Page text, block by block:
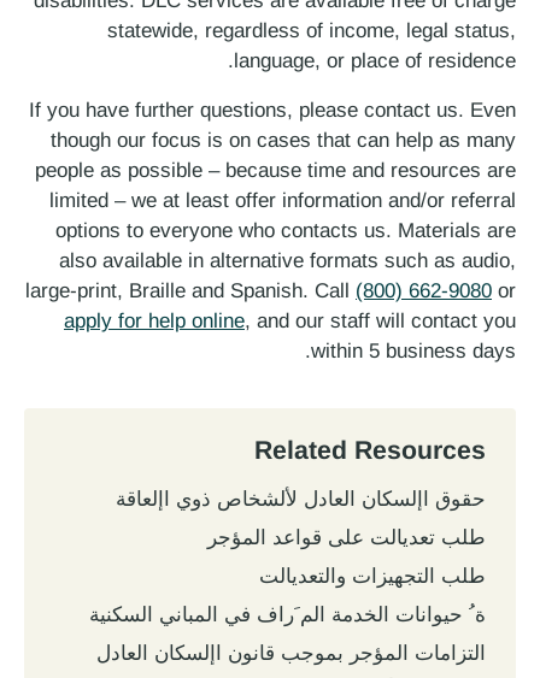
statewide, regardless of income, legal status,
language, or place of residence.
If you have further questions, please contact us. Even
though our focus is on cases that can help as many
people as possible – because time and resources are
limited – we at least offer information and/or referral
options to everyone who contacts us. Materials are
also available in alternative formats such as audio,
large-print, Braille and Spanish. Call (800) 662-9080 or
apply for help online, and our staff will contact you
within 5 business days.
Related Resources
حقوق اإلسكان العادل لألشخاص ذوي اإلعاقة
طلب تعديالت على قواعد المؤجر
طلب التجهيزات والتعديالت
ة ُ حيوانات الخدمة الم َراف في المباني السكنية
التزامات المؤجر بموجب قانون اإلسكان العادل